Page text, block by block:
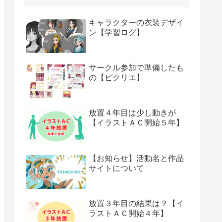
キャラクターの衣装デザイ
ン【学習ログ】
サークル参加で準備したも
の【ピクリエ】
放置４年目は少し動きが
【イラストＡＣ開始５年】
【お知らせ】活動名と作品
サイトについて
放置３年目の結果は？【イ
ラストＡＣ開始４年】